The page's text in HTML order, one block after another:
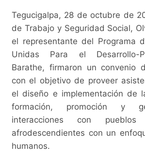
Tegucigalpa, 28 de octubre de
de Trabajo y Seguridad Social,
el representante del Programa
Unidas Para el Desarrollo-
Barathe, firmaron un convenio
con el objetivo de proveer
el diseño e implementación de
formación, promoción y
interacciones con
afrodescendientes con un
humanos.